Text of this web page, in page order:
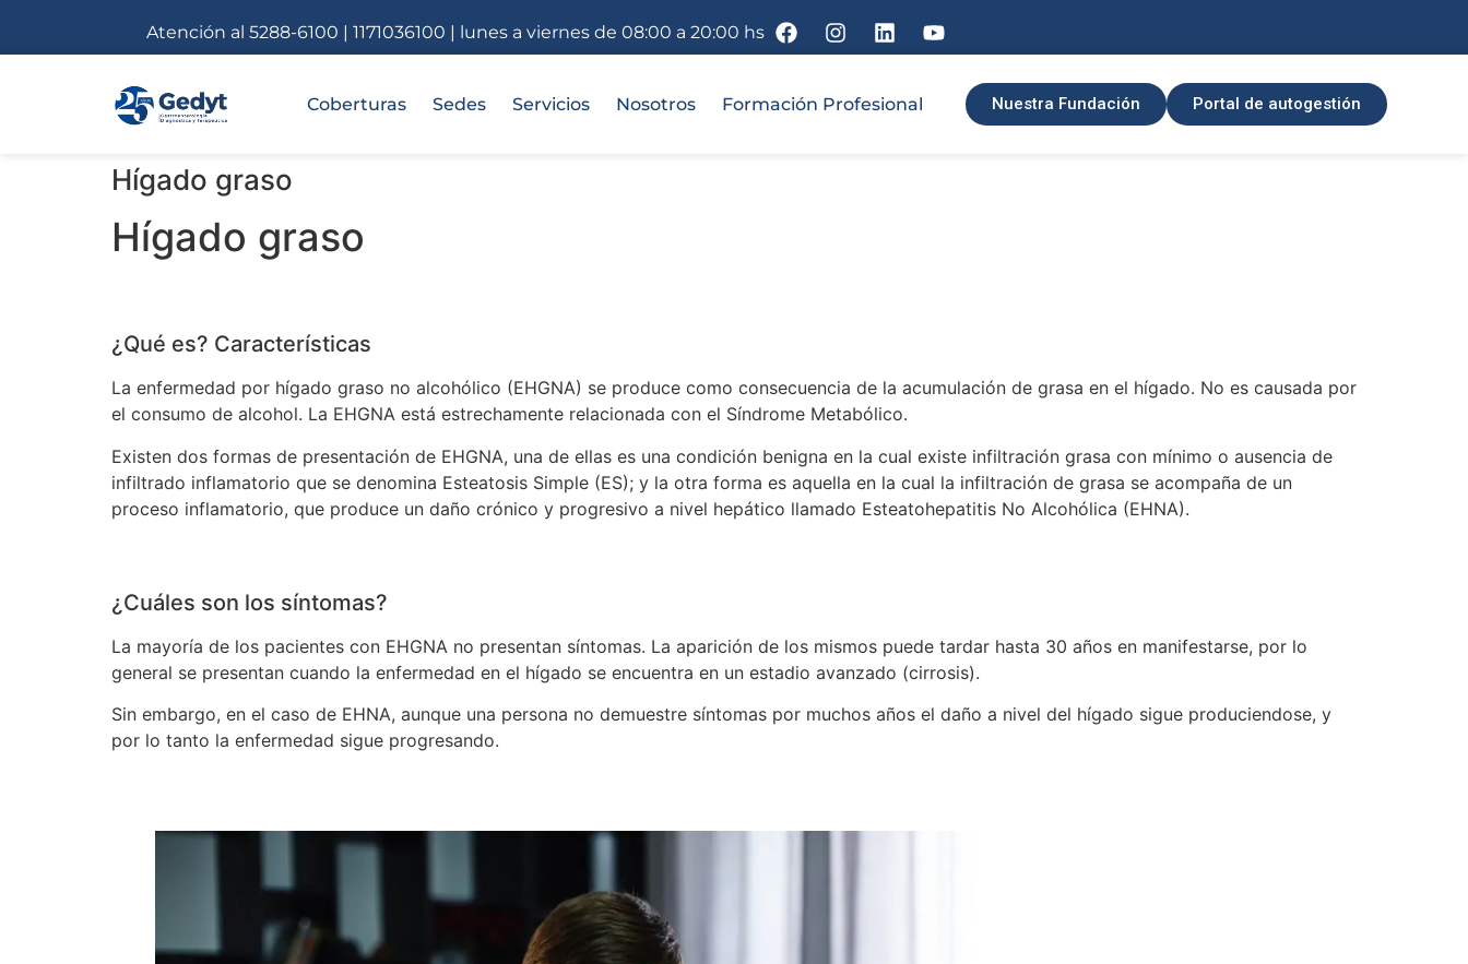
Atención al 5288-6100 | 1171036100 | lunes a viernes de 08:00 a 20:00 hs
Coberturas Sedes Servicios Nosotros Formación Profesional Nuestra Fundación Portal de autogestión
Hígado graso
Hígado graso
¿Qué es? Características
La enfermedad por hígado graso no alcohólico (EHGNA) se produce como consecuencia de la acumulación de grasa en el hígado. No es causada por
el consumo de alcohol. La EHGNA está estrechamente relacionada con el Síndrome Metabólico.
Existen dos formas de presentación de EHGNA, una de ellas es una condición benigna en la cual existe infiltración grasa con mínimo o ausencia de
infiltrado inflamatorio que se denomina Esteatosis Simple (ES); y la otra forma es aquella en la cual la infiltración de grasa se acompaña de un
proceso inflamatorio, que produce un daño crónico y progresivo a nivel hepático llamado Esteatohepatitis No Alcohólica (EHNA).
¿Cuáles son los síntomas?
La mayoría de los pacientes con EHGNA no presentan síntomas. La aparición de los mismos puede tardar hasta 30 años en manifestarse, por lo
general se presentan cuando la enfermedad en el hígado se encuentra en un estadio avanzado (cirrosis).
Sin embargo, en el caso de EHNA, aunque una persona no demuestre síntomas por muchos años el daño a nivel del hígado sigue produciendose, y
por lo tanto la enfermedad sigue progresando.